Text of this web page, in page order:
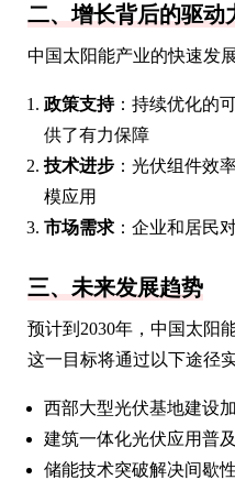
二、增长背后的驱动
中国太阳能产业的快速发
政策支持：持续优化的
供了有力保障
技术进步 ：光伏组件效
模应用
市场需求 ：企业和居民
三、未来发展趋势
预计到2030年，中国太阳
这一目标将通过以下途径
西部大型光伏基地建设
建筑一体化光伏应用普及
储能技术突破解决间歇